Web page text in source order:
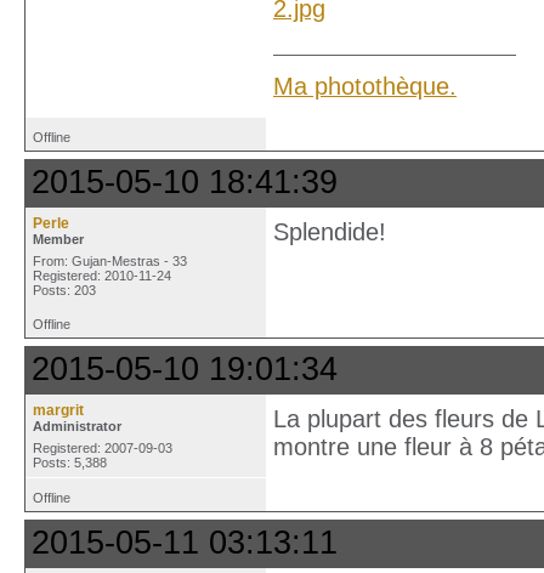
Ma photothèque.
Offline
2015-05-10 18:41:39
Perle
Member
From: Gujan-Mestras - 33
Registered: 2010-11-24
Posts: 203
Splendide!
Offline
2015-05-10 19:01:34
margrit
Administrator
Registered: 2007-09-03
Posts: 5,388
La plupart des fleurs de
montre une fleur à 8
Offline
2015-05-11 03:13:11